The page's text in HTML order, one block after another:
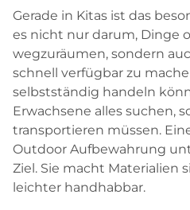
Gerade in Kitas ist das
es nicht nur darum, Dinge
wegzuräumen, sondern
schnell verfügbar zu
selbstständig handeln
Erwachsene alles suchen,
transportieren müssen.
Outdoor Aufbewahrung
Ziel. Sie macht Materialien
leichter handhabbar.